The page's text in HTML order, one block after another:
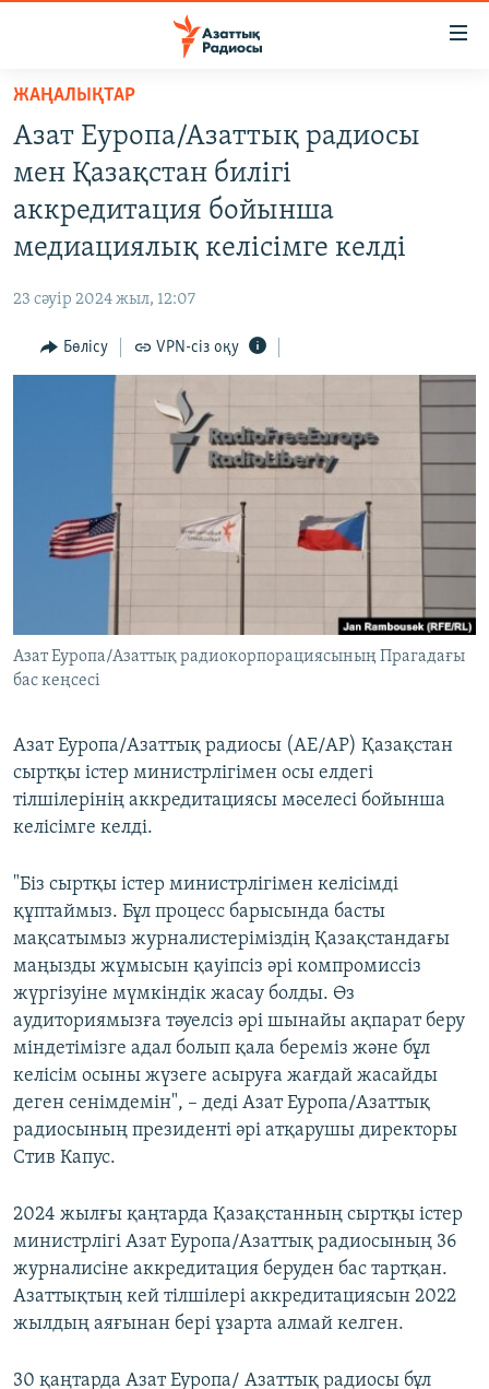
Skip
main
content
to
main
Skip
Search
ӘЛЕУМЕТ
ӘЛЕМ
АРНАЙЫ ЖОБАЛАР
Басқа тілдерде
ЖАҢАЛЫҚТАР
Азат Еуропа/Азаттық радиосы
мен Қазақстан билігі
аккредитация бойынша
медиациялық келісімге келді
23 сәуір 2024 жыл, 12:07
Бөлісу VPN-сіз оқу
Азат Еуропа/Азаттық радиокорпорациясының Прагадағы
бас кеңсесі
Азат Еуропа/Азаттық радиосы (АЕ/АР) Қазақстан
сыртқы істер министрлігімен осы елдегі
тілшілерінің аккредитациясы мәселесі бойынша
келісімге келді.
"Біз сыртқы істер министрлігімен келісімді
құптаймыз. Бұл процесс барысында басты
мақсатымыз журналистеріміздің Қазақстандағы
маңызды жұмысын қауіпсіз әрі компромиссіз
жүргізуіне мүмкіндік жасау болды. Өз
аудиториямызға тәуелсіз әрі шынайы ақпарат беру
міндетімізге адал болып қала береміз және бұл
келісім осыны жүзеге асыруға жағдай жасайды
деген сенімдемін", – деді Азат Еуропа/Азаттық
радиосының президенті әрі атқарушы директоры
Стив Капус.
2024 жылғы қаңтарда Қазақстанның сыртқы істер
министрлігі Азат Еуропа/Азаттық радиосының 36
журналисіне аккредитация беруден бас тартқан.
Азаттықтың кей тілшілері аккредитациясын 2022
жылдың аяғынан бері ұзарта алмай келген.
30 қаңтарда Азат Еуропа/ Азаттық радиосы бұл